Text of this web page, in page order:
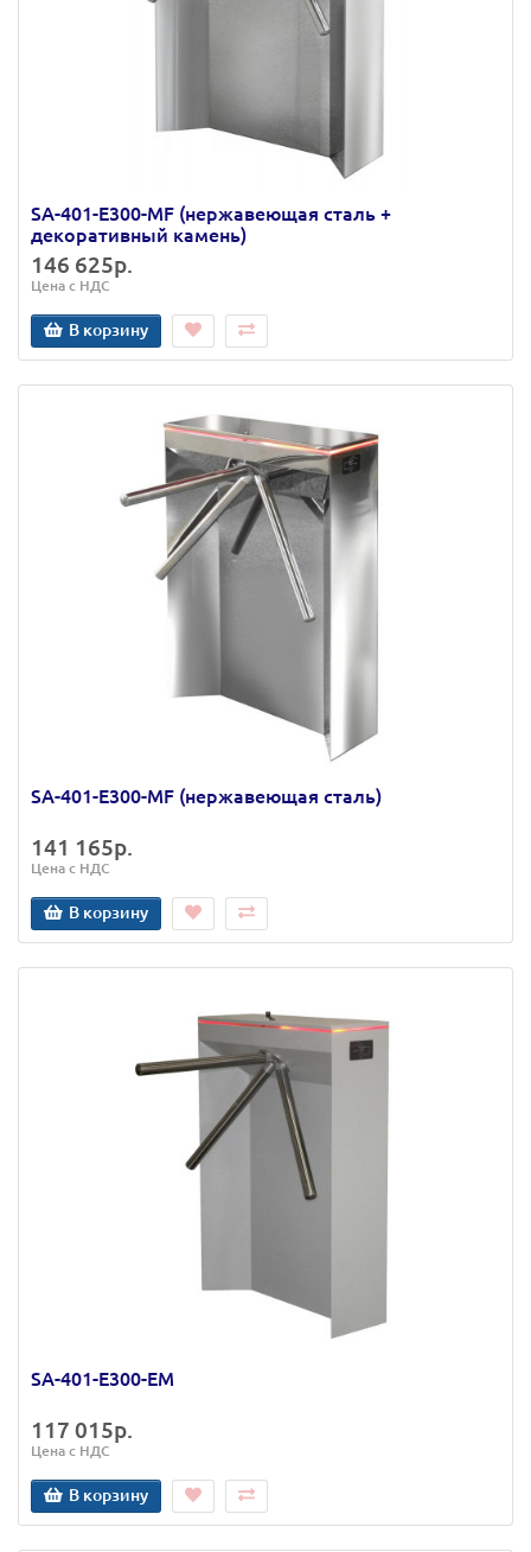
SA-401-Е300-MF (нержавеющая сталь +
декоративный камень)
146 625р.
Цена с НДС
В корзину
SA-401-Е300-MF (нержавеющая сталь)
141 165р.
Цена с НДС
В корзину
SA-401-Е300-ЕМ
117 015р.
Цена с НДС
В корзину